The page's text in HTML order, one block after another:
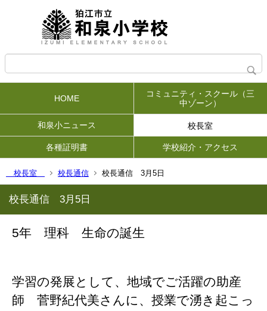
HOME
コミュニティ・スクール（三
中ゾーン）
和泉小ニュース 校長室
各種証明書 学校紹介・アクセス
校長室 校長通信 校長通信 3月5日
校長通信 3月5日
5年 理科 生命の誕生
学習の発展として、地域でご活躍の助産
師 菅野紀代美さんに、授業で湧き起こっ